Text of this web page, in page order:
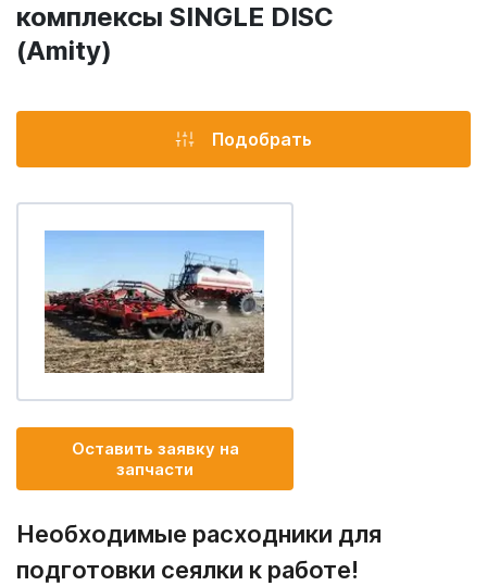
комплексы SINGLE DISC
(Amity)
Подобрать
Оставить заявку на
запчасти
Необходимые расходники для
подготовки сеялки к работе!